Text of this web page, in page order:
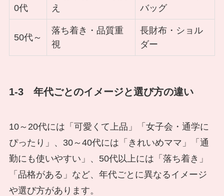
0代
え
バッグ
50代～
落ち着き・品質重
視
長財布・ショル
ダー
1-3 年代ごとのイメージと選び方の違い
10～20代には「可愛くて上品」「女子会・通学に
ぴったり」、30～40代には「きれいめママ」「通
勤にも使いやすい」、50代以上には「落ち着き」
「品格がある」など、年代ごとに異なるイメージ
や選び方があります。